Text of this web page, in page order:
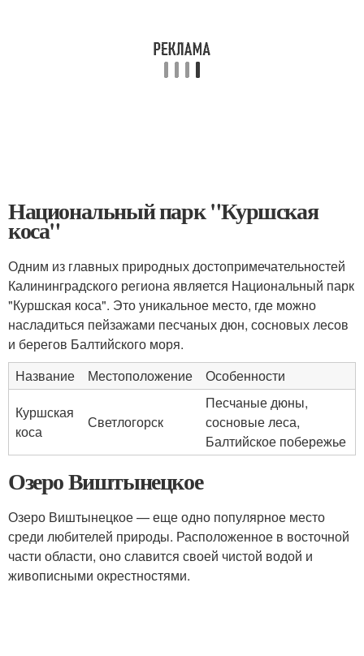
Национальный парк "Куршская
коса"
Одним из главных природных достопримечательностей
Калининградского региона является Национальный парк
"Куршская коса". Это уникальное место, где можно
насладиться пейзажами песчаных дюн, сосновых лесов
и берегов Балтийского моря.
Название
Местоположение
Особенности
Куршская
коса
Светлогорск
Песчаные дюны,
сосновые леса,
Балтийское побережье
Озеро Виштынецкое
Озеро Виштынецкое — еще одно популярное место
среди любителей природы. Расположенное в восточной
части области, оно славится своей чистой водой и
живописными окрестностями.